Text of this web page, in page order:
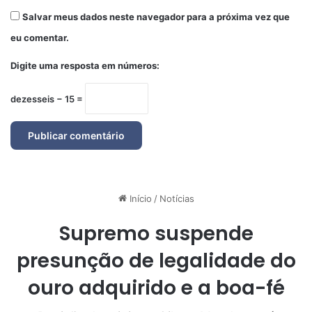
Salvar meus dados neste navegador para a próxima vez que
eu comentar.
Digite uma resposta em números:
dezesseis − 15 =